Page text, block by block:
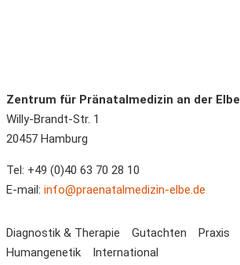
Zentrum für Pränatalmedizin an der Elbe
Willy-Brandt-Str. 1
20457 Hamburg
Tel: +49 (0)40 63 70 28 10
E-mail: info@praenatalmedizin-elbe.de
Navigation
überspringen
Diagnostik & Therapie Gutachten Praxis
Humangenetik
International